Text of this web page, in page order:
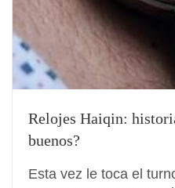
Relojes Haiqin:
buenos?
Esta vez le toca el